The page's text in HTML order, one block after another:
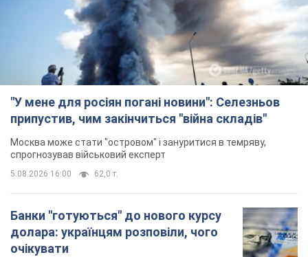
"У мене для росіян погані новини": Селезньов
припустив, чим закінчиться "війна складів"
Москва може стати "островом" і зануритися в темряву,
спрогнозував військовий експерт
5.08.2026 16:00 62,0 т.
Банки "готуються" до нового курсу
долара: українцям розповіли, чого
очікувати